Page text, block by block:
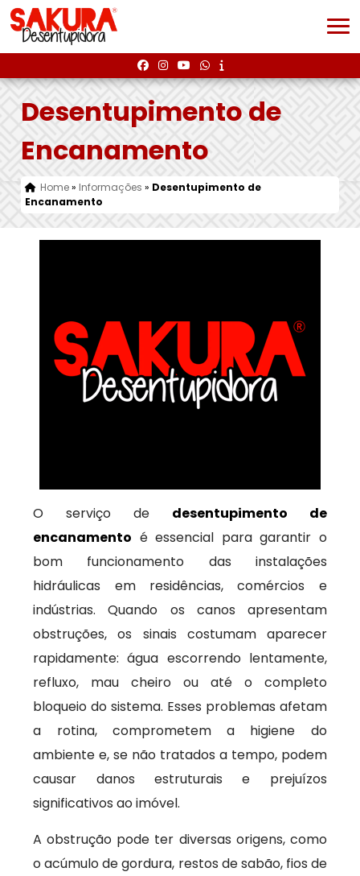
Desentupimento de
Encanamento
Home» Informações » Desentupimento de
Encanamento
O serviço de desentupimento de
encanamento é essencial para garantir o
bom funcionamento das instalações
hidráulicas em residências, comércios e
indústrias. Quando os canos apresentam
obstruções, os sinais costumam aparecer
rapidamente: água escorrendo lentamente,
refluxo, mau cheiro ou até o completo
bloqueio do sistema. Esses problemas afetam
a rotina, comprometem a higiene do
ambiente e, se não tratados a tempo, podem
causar danos estruturais e prejuízos
significativos ao imóvel.
A obstrução pode ter diversas origens, como
o acúmulo de gordura, restos de sabão, fios de